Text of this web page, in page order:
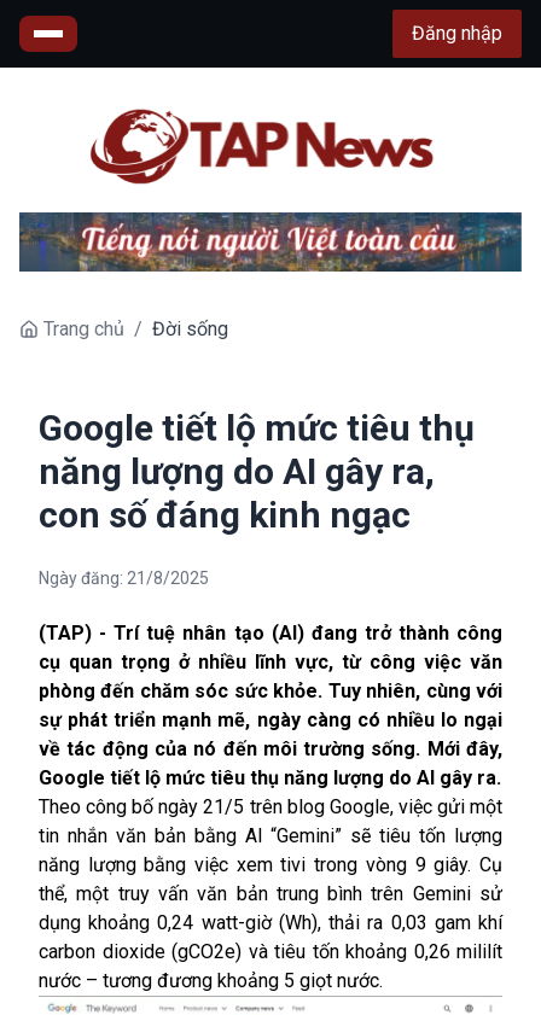
Đăng nhập
Trang chủ / Đời sống
Google tiết lộ mức tiêu thụ
năng lượng do AI gây ra,
con số đáng kinh ngạc
Ngày đăng: 21/8/2025
(TAP) - Trí tuệ nhân tạo (AI) đang trở thành công
cụ quan trọng ở nhiều lĩnh vực, từ công việc văn
phòng đến chăm sóc sức khỏe. Tuy nhiên, cùng với
sự phát triển mạnh mẽ, ngày càng có nhiều lo ngại
về tác động của nó đến môi trường sống. Mới đây,
Google tiết lộ mức tiêu thụ năng lượng do AI gây ra.
Theo công bố ngày 21/5 trên blog Google, việc gửi một
tin nhắn văn bản bằng AI “Gemini” sẽ tiêu tốn lượng
năng lượng bằng việc xem tivi trong vòng 9 giây. Cụ
thể, một truy vấn văn bản trung bình trên Gemini sử
dụng khoảng 0,24 watt-giờ (Wh), thải ra 0,03 gam khí
carbon dioxide (gCO2e) và tiêu tốn khoảng 0,26 mililít
nước – tương đương khoảng 5 giọt nước.